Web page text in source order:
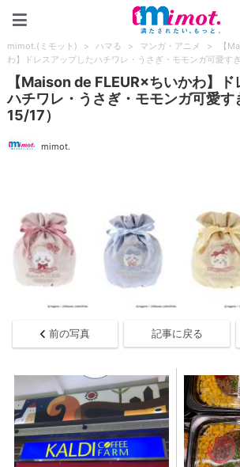
mimot.(ミモット) > ハマる > マンガ・アニメ >
【
わ】ドレスアップしたハチワレ・うさぎ・モモンガ可愛すぎ
【Maison de FLEUR×ちいかわ】
ハチワレ・うさぎ・モモンガ可愛す
15/17）
mimot.
前の写真 記事に戻る